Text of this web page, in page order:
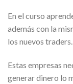
En el curso
además con la
los nuevos traders.
Estas empresas
generar dinero lo